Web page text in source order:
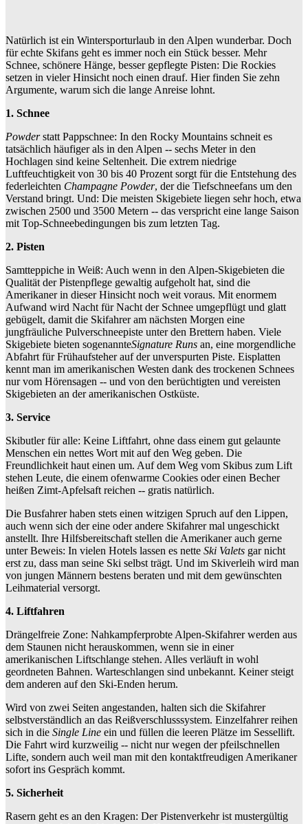
Natürlich ist ein Wintersporturlaub in den Alpen wunderbar. Doch
für echte Skifans geht es immer noch ein Stück besser. Mehr
Schnee, schönere Hänge, besser gepflegte Pisten: Die Rockies
setzen in vieler Hinsicht noch einen drauf. Hier finden Sie zehn
Argumente, warum sich die lange Anreise lohnt.
1. Schnee
Powderstatt Pappschnee: In den Rocky Mountains schneit es
tatsächlich häufiger als in den Alpen -- sechs Meter in den
Hochlagen sind keine Seltenheit. Die extrem niedrige
Luftfeuchtigkeit von 30 bis 40 Prozent sorgt für die Entstehung des
federleichten Champagne Powder, der die Tiefschneefans um den
Verstand bringt. Und: Die meisten Skigebiete liegen sehr hoch, etwa
zwischen 2500 und 3500 Metern -- das verspricht eine lange Saison
mit Top-Schneebedingungen bis zum letzten Tag.
2. Pisten
Samtteppiche in Weiß: Auch wenn in den Alpen-Skigebieten die
Qualität der Pistenpflege gewaltig aufgeholt hat, sind die
Amerikaner in dieser Hinsicht noch weit voraus. Mit enormem
Aufwand wird Nacht für Nacht der Schnee umgepflügt und glatt
gebügelt, damit die Skifahrer am nächsten Morgen eine
jungfräuliche Pulverschneepiste unter den Brettern haben. Viele
Skigebiete bieten sogenannteSignature Runs an, eine morgendliche
Abfahrt für Frühaufsteher auf der unverspurten Piste. Eisplatten
kennt man im amerikanischen Westen dank des trockenen Schnees
nur vom Hörensagen -- und von den berüchtigten und vereisten
Skigebieten an der amerikanischen Ostküste.
3. Service
Skibutler für alle: Keine Liftfahrt, ohne dass einem gut gelaunte
Menschen ein nettes Wort mit auf den Weg geben. Die
Freundlichkeit haut einen um. Auf dem Weg vom Skibus zum Lift
stehen Leute, die einem ofenwarme Cookies oder einen Becher
heißen Zimt-Apfelsaft reichen -- gratis natürlich.
Die Busfahrer haben stets einen witzigen Spruch auf den Lippen,
auch wenn sich der eine oder andere Skifahrer mal ungeschickt
anstellt. Ihre Hilfsbereitschaft stellen die Amerikaner auch gerne
unter Beweis: In vielen Hotels lassen es nette Ski Valets gar nicht
erst zu, dass man seine Ski selbst trägt. Und im Skiverleih wird man
von jungen Männern bestens beraten und mit dem gewünschten
Leihmaterial versorgt.
4. Liftfahren
Drängelfreie Zone: Nahkampferprobte Alpen-Skifahrer werden aus
dem Staunen nicht herauskommen, wenn sie in einer
amerikanischen Liftschlange stehen. Alles verläuft in wohl
geordneten Bahnen. Warteschlangen sind unbekannt. Keiner steigt
dem anderen auf den Ski-Enden herum.
Wird von zwei Seiten angestanden, halten sich die Skifahrer
selbstverständlich an das Reißverschlusssystem. Einzelfahrer reihen
sich in die Single Line ein und füllen die leeren Plätze im Sessellift.
Die Fahrt wird kurzweilig -- nicht nur wegen der pfeilschnellen
Lifte, sondern auch weil man mit den kontaktfreudigen Amerikaner
sofort ins Gespräch kommt.
5. Sicherheit
Rasern geht es an den Kragen: Der Pistenverkehr ist mustergültig